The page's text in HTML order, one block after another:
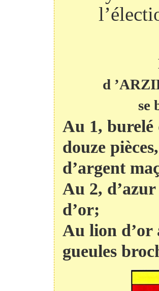
d
se
Au 1, burelé
douze
d’argent
Au 2,
d’or;
Au lion d’or
gueules